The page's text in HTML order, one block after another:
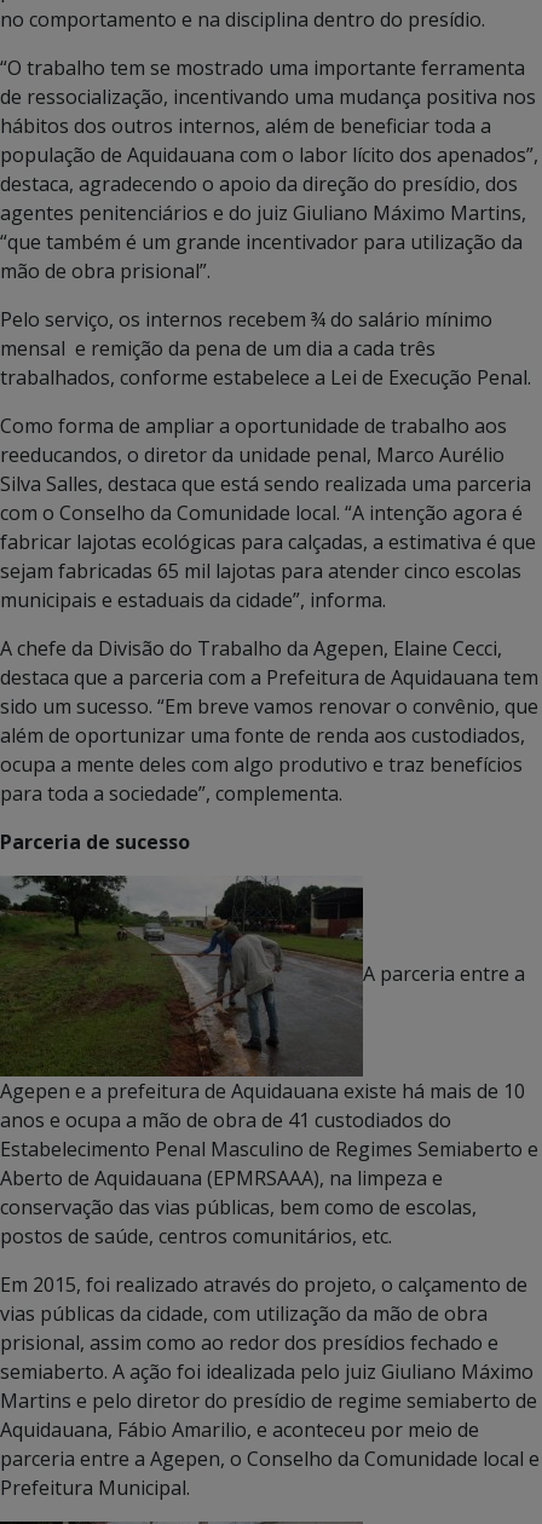
no comportamento e na disciplina dentro do presídio.
“O trabalho tem se mostrado uma importante ferramenta
de ressocialização, incentivando uma mudança positiva nos
hábitos dos outros internos, além de beneficiar toda a
população de Aquidauana com o labor lícito dos apenados”,
destaca, agradecendo o apoio da direção do presídio, dos
agentes penitenciários e do juiz Giuliano Máximo Martins,
“que também é um grande incentivador para utilização da
mão de obra prisional”.
Pelo serviço, os internos recebem ¾ do salário mínimo
mensal e remição da pena de um dia a cada três
trabalhados, conforme estabelece a Lei de Execução Penal.
Como forma de ampliar a oportunidade de trabalho aos
reeducandos, o diretor da unidade penal, Marco Aurélio
Silva Salles, destaca que está sendo realizada uma parceria
com o Conselho da Comunidade local. “A intenção agora é
fabricar lajotas ecológicas para calçadas, a estimativa é que
sejam fabricadas 65 mil lajotas para atender cinco escolas
municipais e estaduais da cidade”, informa.
A chefe da Divisão do Trabalho da Agepen, Elaine Cecci,
destaca que a parceria com a Prefeitura de Aquidauana tem
sido um sucesso. “Em breve vamos renovar o convênio, que
além de oportunizar uma fonte de renda aos custodiados,
ocupa a mente deles com algo produtivo e traz benefícios
para toda a sociedade”, complementa.
Parceria de sucesso
A parceria entre a
Agepen e a prefeitura de Aquidauana existe há mais de 10
anos e ocupa a mão de obra de 41 custodiados do
Estabelecimento Penal Masculino de Regimes Semiaberto e
Aberto de Aquidauana (EPMRSAAA), na limpeza e
conservação das vias públicas, bem como de escolas,
postos de saúde, centros comunitários, etc.
Em 2015, foi realizado através do projeto, o calçamento de
vias públicas da cidade, com utilização da mão de obra
prisional, assim como ao redor dos presídios fechado e
semiaberto. A ação foi idealizada pelo juiz Giuliano Máximo
Martins e pelo diretor do presídio de regime semiaberto de
Aquidauana, Fábio Amarilio, e aconteceu por meio de
parceria entre a Agepen, o Conselho da Comunidade local e
Prefeitura Municipal.